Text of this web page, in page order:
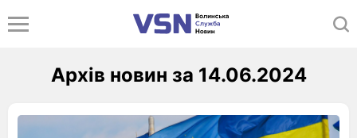
Архів новин за 14.06.2024